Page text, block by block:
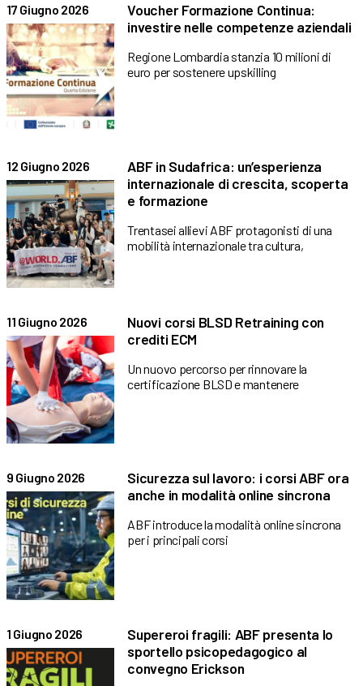
17 Giugno 2026
Voucher Formazione Continua:
investire nelle competenze aziendali
Regione Lombardia stanzia 10 milioni di
euro per sostenere upskilling
12 Giugno 2026
ABF in Sudafrica: un’esperienza
internazionale di crescita, scoperta
e formazione
Trentasei allievi ABF protagonisti di una
mobilità internazionale tra cultura,
11 Giugno 2026
Nuovi corsi BLSD Retraining con
crediti ECM
Un nuovo percorso per rinnovare la
certificazione BLSD e mantenere
9 Giugno 2026
Sicurezza sul lavoro: i corsi ABF ora
anche in modalità online sincrona
ABF introduce la modalità online sincrona
per i principali corsi
1 Giugno 2026
Supereroi fragili: ABF presenta lo
sportello psicopedagogico al
convegno Erickson